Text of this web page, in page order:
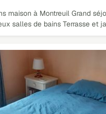
maison à Montreuil Grand
salles de bains Terrasse et